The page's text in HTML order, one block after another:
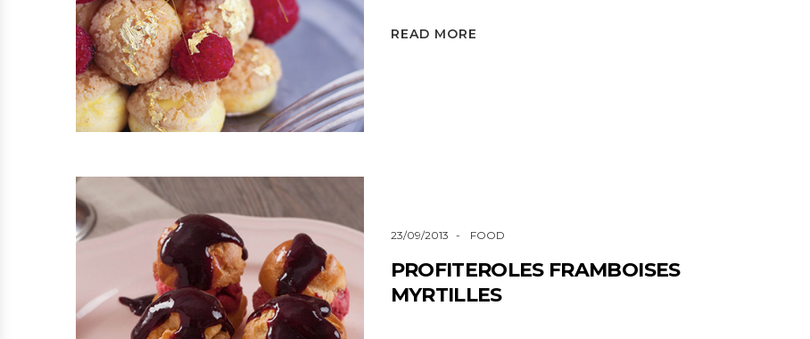
READ MORE
23/09/2013 FOOD
PROFITEROLES FRAMBOISES
MYRTILLES